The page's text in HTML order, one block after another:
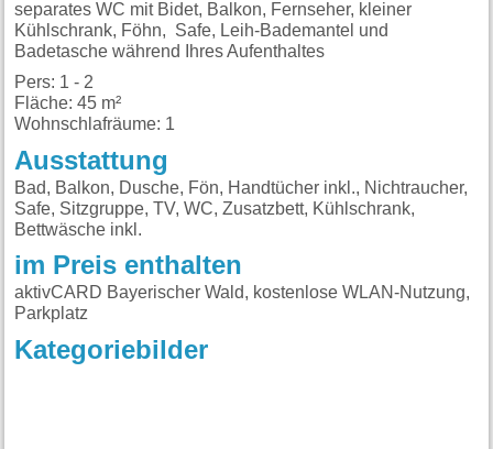
separates WC mit Bidet, Balkon, Fernseher, kleiner
Kühlschrank, Föhn, Safe, Leih-Bademantel und
Badetasche während Ihres Aufenthaltes
Pers: 1 - 2
Fläche: 45 m²
Wohnschlafräume: 1
Ausstattung
Bad, Balkon, Dusche, Fön, Handtücher inkl., Nichtraucher,
Safe, Sitzgruppe, TV, WC, Zusatzbett, Kühlschrank,
Bettwäsche inkl.
im Preis enthalten
aktivCARD Bayerischer Wald, kostenlose WLAN-Nutzung,
Parkplatz
Kategoriebilder